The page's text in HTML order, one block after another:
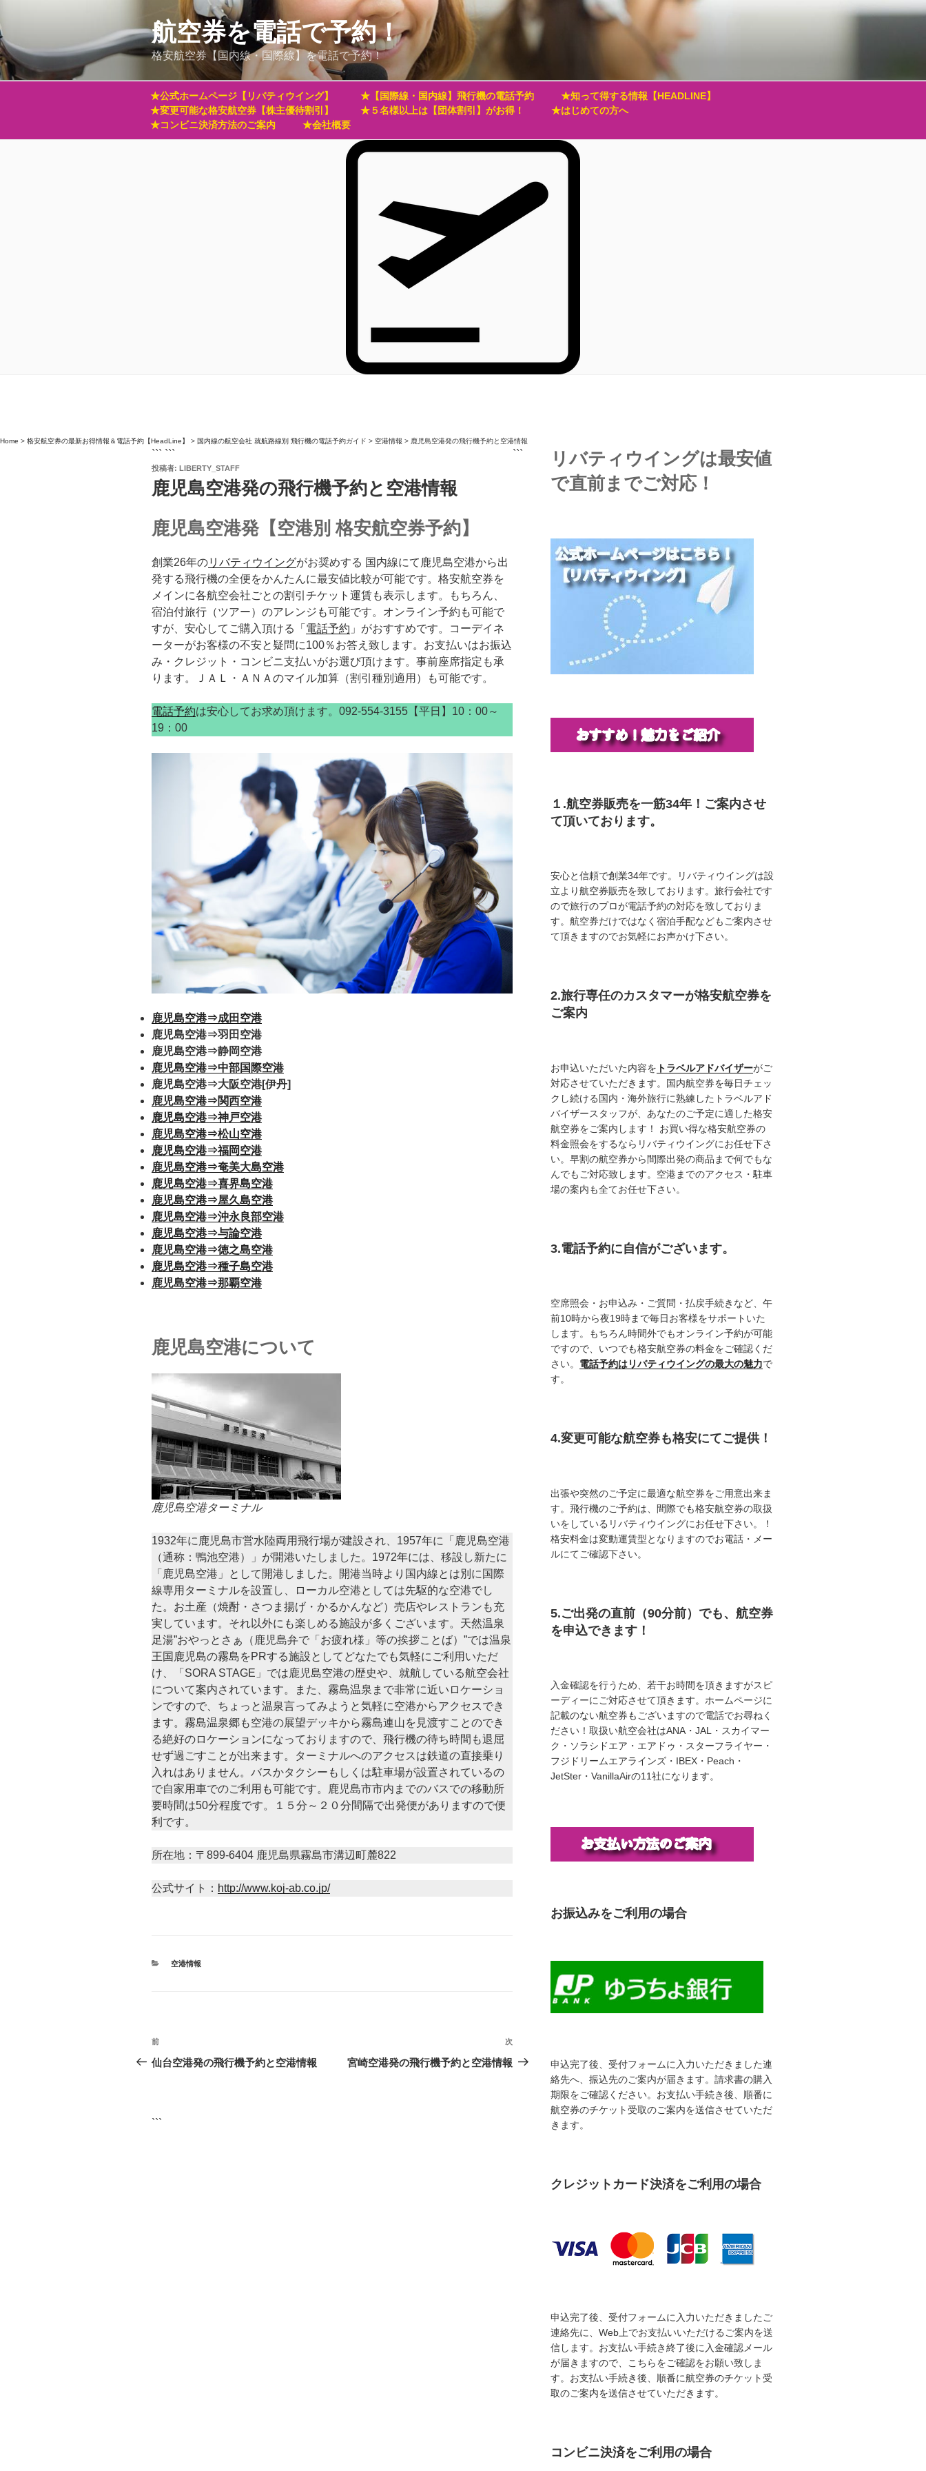
ン
テ
ン
ツ
ッ
航空券を電話で予約！
格安航空券【国内線・国際線】を電話で予約！
★公式ホームページ【リバティウイング】 ★【国際線・国内線】飛行機の電話予約
★知って得する情報【HEADLINE】
★変更可能な格安航空券【株主優待割引】
★５名様以上は【団体割引】がお得！
★はじめての方へ
★コンビニ決済方法のご案内
★会社概要
Home > 格安航空券の最新お得情報＆電話予約【HeadLine】 > 国内線の航空会社 就航路線別 飛行機の電話予約ガイド > 空港情報 > 鹿児島空港発の飛行機予約と空港情報
``` ```
投
稿
日:
投稿者: LIBERTY_STAFF
鹿児島空港発の飛行機予約と空港情報
鹿児島空港発【空港別 格安航空券予約】
創業26年のリバティウイングがお奨めする 国内線にて鹿児島空港から出
発する飛行機の全便をかんたんに最安値比較が可能です。格安航空券を
メインに各航空会社ごとの割引チケット運賃も表示します。もちろん、
宿泊付旅行（ツアー）のアレンジも可能です。オンライン予約も可能で
すが、安心してご購入頂ける「 電話予約 」がおすすめです。コーデイネ
ーターがお客様の不安と疑問に100％お答え致します。お支払いはお振込
み・クレジット・コンビニ支払いがお選び頂けます。事前座席指定も承
ります。ＪＡＬ・ＡＮＡのマイル加算（割引種別適用）も可能です。
電話予約は安心してお求め頂けます。092-554-3155【平日】10：00～
19：00
鹿児島空港⇒成田空港
鹿児島空港⇒羽田空港
鹿児島空港⇒静岡空港
鹿児島空港⇒中部国際空港
鹿児島空港⇒大阪空港[伊丹]
鹿児島空港⇒関西空港
鹿児島空港⇒神戸空港
鹿児島空港⇒松山空港
鹿児島空港⇒福岡空港
鹿児島空港⇒奄美大島空港
鹿児島空港⇒喜界島空港
鹿児島空港⇒屋久島空港
鹿児島空港⇒沖永良部空港
鹿児島空港⇒与論空港
鹿児島空港⇒徳之島空港
鹿児島空港⇒種子島空港
鹿児島空港⇒那覇空港
鹿児島空港について
鹿児島空港ターミナル
1932年に鹿児島市営水陸両用飛行場が建設され、1957年に「鹿児島空港
（通称：鴨池空港）」が開港いたしました。1972年には、移設し新たに
「鹿児島空港」として開港しました。開港当時より国内線とは別に国際
線専用ターミナルを設置し、ローカル空港としては先駆的な空港でし
た。お土産（焼酎・さつま揚げ・かるかんなど）売店やレストランも充
実しています。それ以外にも楽しめる施設が多くございます。天然温泉
足湯”おやっとさぁ（鹿児島弁で「お疲れ様」等の挨拶ことば）”では温泉
王国鹿児島の霧島をPRする施設としてどなたでも気軽にご利用いただ
け、「SORA STAGE」では鹿児島空港の歴史や、就航している航空会社
について案内されています。また、霧島温泉まで非常に近いロケーショ
ンですので、ちょっと温泉言ってみようと気軽に空港からアクセスでき
ます。霧島温泉郷も空港の展望デッキから霧島連山を見渡すことのでき
る絶好のロケーションになっておりますので、飛行機の待ち時間も退屈
せず過ごすことが出来ます。ターミナルへのアクセスは鉄道の直接乗り
入れはありません。バスかタクシーもしくは駐車場が設置されているの
で自家用車でのご利用も可能です。鹿児島市市内までのバスでの移動所
要時間は50分程度です。１５分～２０分間隔で出発便がありますので便
利です。
所在地：〒899-6404 鹿児島県霧島市溝辺町麓822
公式サイト： http://www.koj-ab.co.jp/
カ
空港情報
投
稿
前
の
前
仙台空港発の飛行機予約と空港情報
次
の
次
宮崎空港発の飛行機予約と空港情報
```
リバティウイングは最安値
で直前までご対応！
１.航空券販売を一筋34年！ご案内させ
て頂いております。
安心と信頼で創業34年です。リバティウイングは設
立より航空券販売を致しております。旅行会社です
ので旅行のプロが電話予約の対応を致しておりま
す。航空券だけではなく宿泊手配などもご案内させ
て頂きますのでお気軽にお声かけ下さい。
2.旅行専任のカスタマーが格安航空券を
ご案内
お申込いただいた内容を トラベルアドバイザーがご
対応させていただきます。国内航空券を毎日チェッ
クし続ける国内・海外旅行に熟練したトラベルアド
バイザースタッフが、あなたのご予定に適した格安
航空券をご案内します！ お買い得な格安航空券の
料金照会をするならリバティウイングにお任せ下さ
い。早割の航空券から間際出発の商品まで何でもな
んでもご対応致します。空港までのアクセス・駐車
場の案内も全てお任せ下さい。
3.電話予約に自信がございます。
空席照会・お申込み・ご質問・払戻手続きなど、午
前10時から夜19時まで毎日お客様をサポートいた
します。もちろん時間外でもオンライン予約が可能
ですので、いつでも格安航空券の料金をご確認くだ
さい。 電話予約はリバティウイングの最大の魅力で
す。
4.変更可能な航空券も格安にてご提供！
出張や突然のご予定に最適な航空券をご用意出来ま
す。飛行機のご予約は、間際でも格安航空券の取扱
いをしているリバティウイングにお任せ下さい。！
格安料金は変動運賃型となりますのでお電話・メー
ルにてご確認下さい。
5.ご出発の直前（90分前）でも、航空券
を申込できます！
入金確認を行うため、若干お時間を頂きますがスピ
ーディーにご対応させて頂きます。ホームページに
記載のない航空券もございますので電話でお尋ねく
ださい！取扱い航空会社はANA・JAL・スカイマー
ク・ソラシドエア・エアドゥ・スターフライヤー・
フジドリームエアラインズ・IBEX・Peach・
JetSter・VanillaAirの11社になります。
お振込みをご利用の場合
申込完了後、受付フォームに入力いただきました連
絡先へ、振込先のご案内が届きます。請求書の購入
期限をご確認ください。お支払い手続き後、順番に
航空券のチケット受取のご案内を送信させていただ
きます。
クレジットカード決済をご利用の場合
申込完了後、受付フォームに入力いただきましたご
連絡先に、Web上でお支払いいただけるご案内を送
信します。お支払い手続き終了後に入金確認メール
が届きますので、こちらをご確認をお願い致しま
す。お支払い手続き後、順番に航空券のチケット受
取のご案内を送信させていただきます。
コンビニ決済をご利用の場合
```